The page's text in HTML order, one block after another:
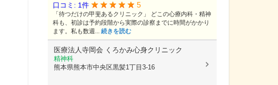
口コミ: 1件 5
「待つだけの甲斐あるクリニック」 どこの心療内科・精神
科も、初診は予約段階から実際の診察までに時間がかかり
ます。私も数週... 続きを読む
医療法人寺岡会 くろかみ心身クリニック
精神科
熊本県熊本市中央区黒髪1丁目3-16